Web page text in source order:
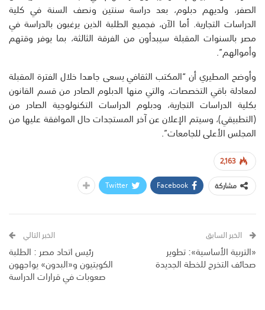
الصفر، ولديهم دبلوم، بعد دراسة سنتين ونصف السنة في كلية
الدراسات التجارية. أما الآن، فجميع الطلبة الذين يرغبون بالدراسة في
مصر بالسنوات المقبلة سيبدأون من الفرقة الثالثة، بما يوفر وقتهم
وأموالهم”.
وأوضح المطيري أن “المكتب الثقافي يسعى جاهدا خلال الفترة المقبلة
لمعادلة باقي التخصصات، والتي منها الدبلوم الصادر من قسم القانون
بكلية الدراسات التجارية، ودبلوم الدراسات التكنولوجية الصادر من
(التطبيقي)، وسيتم الإعلان عن آخر المستجدات حال الموافقة عليها من
المجلس الأعلى للجامعات”.
2,163
مشاركة
Facebook
Twitter
الخبر السابق
«التربية الأساسية»: تطوير
صحائف التخرج للخطة الجديدة
الخبر التالي
رئيس اتحاد مصر : الطلبة
الكويتيون و«البدون» يواجهون
صعوبات في قرارات الدراسة